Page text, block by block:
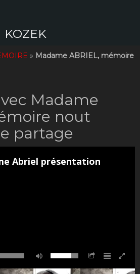
KOZEK
» Madame ABRIEL, mémoire
Madame
nout
partage
Abriel présentation